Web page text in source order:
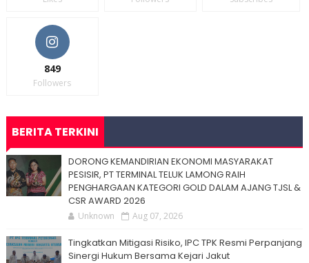
849
Followers
BERITA TERKINI
DORONG KEMANDIRIAN EKONOMI MASYARAKAT
PESISIR, PT TERMINAL TELUK LAMONG RAIH
PENGHARGAAN KATEGORI GOLD DALAM AJANG TJSL &
CSR AWARD 2026
Unknown Aug 07, 2026
Tingkatkan Mitigasi Risiko, IPC TPK Resmi Perpanjang
Sinergi Hukum Bersama Kejari Jakut